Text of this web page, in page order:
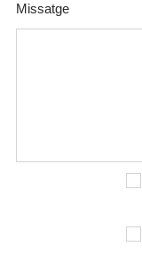
Missatge